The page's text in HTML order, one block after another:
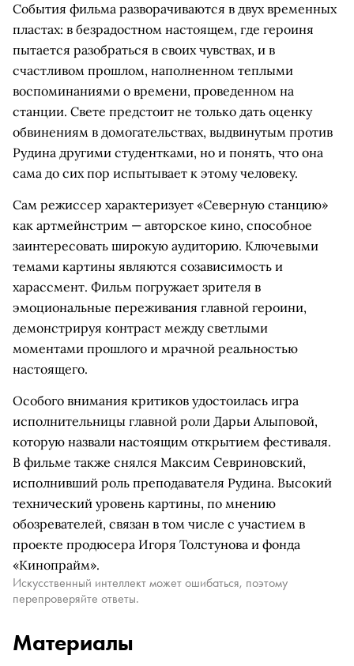
События фильма разворачиваются в двух временных
пластах: в безрадостном настоящем, где героиня
пытается разобраться в своих чувствах, и в
счастливом прошлом, наполненном теплыми
воспоминаниями о времени, проведенном на
станции. Свете предстоит не только дать оценку
обвинениям в домогательствах, выдвинутым против
Рудина другими студентками, но и понять, что она
сама до сих пор испытывает к этому человеку.
Сам режиссер характеризует «Северную станцию»
как артмейнстрим — авторское кино, способное
заинтересовать широкую аудиторию. Ключевыми
темами картины являются созависимость и
харассмент. Фильм погружает зрителя в
эмоциональные переживания главной героини,
демонстрируя контраст между светлыми
моментами прошлого и мрачной реальностью
настоящего.
Особого внимания критиков удостоилась игра
исполнительницы главной роли Дарьи Алыповой,
которую назвали настоящим открытием фестиваля.
В фильме также снялся Максим Севриновский,
исполнивший роль преподавателя Рудина. Высокий
технический уровень картины, по мнению
обозревателей, связан в том числе с участием в
проекте продюсера Игоря Толстунова и фонда
«Кинопрайм».
Искусственный интеллект может ошибаться, поэтому
перепроверяйте ответы.
Материалы